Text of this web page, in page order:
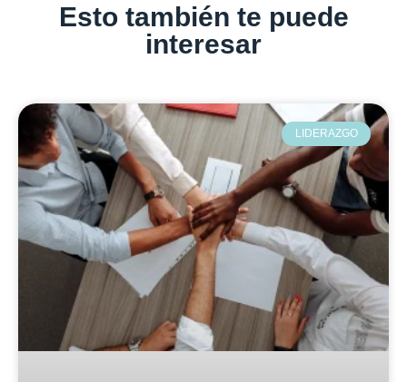
Esto también te puede
interesar
LIDERAZGO